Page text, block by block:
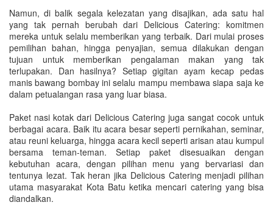
Namun, di balik segala kelezatan yang disajikan, ada satu hal
yang tak pernah berubah dari Delicious Catering: komitmen
mereka untuk selalu memberikan yang terbaik. Dari mulai proses
pemilihan bahan, hingga penyajian, semua dilakukan dengan
tujuan untuk memberikan pengalaman makan yang tak
terlupakan. Dan hasilnya? Setiap gigitan ayam kecap pedas
manis bawang bombay ini selalu mampu membawa siapa saja ke
dalam petualangan rasa yang luar biasa.
Paket nasi kotak dari Delicious Catering juga sangat cocok untuk
berbagai acara. Baik itu acara besar seperti pernikahan, seminar,
atau reuni keluarga, hingga acara kecil seperti arisan atau kumpul
bersama teman-teman. Setiap paket disesuaikan dengan
kebutuhan acara, dengan pilihan menu yang bervariasi dan
tentunya lezat. Tak heran jika Delicious Catering menjadi pilihan
utama masyarakat Kota Batu ketika mencari catering yang bisa
diandalkan.